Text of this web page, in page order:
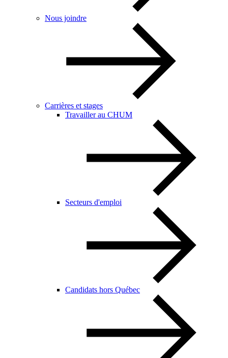
Nous joindre
Carrières et stages
Travailler au CHUM
Secteurs d'emploi
Candidats hors Québec